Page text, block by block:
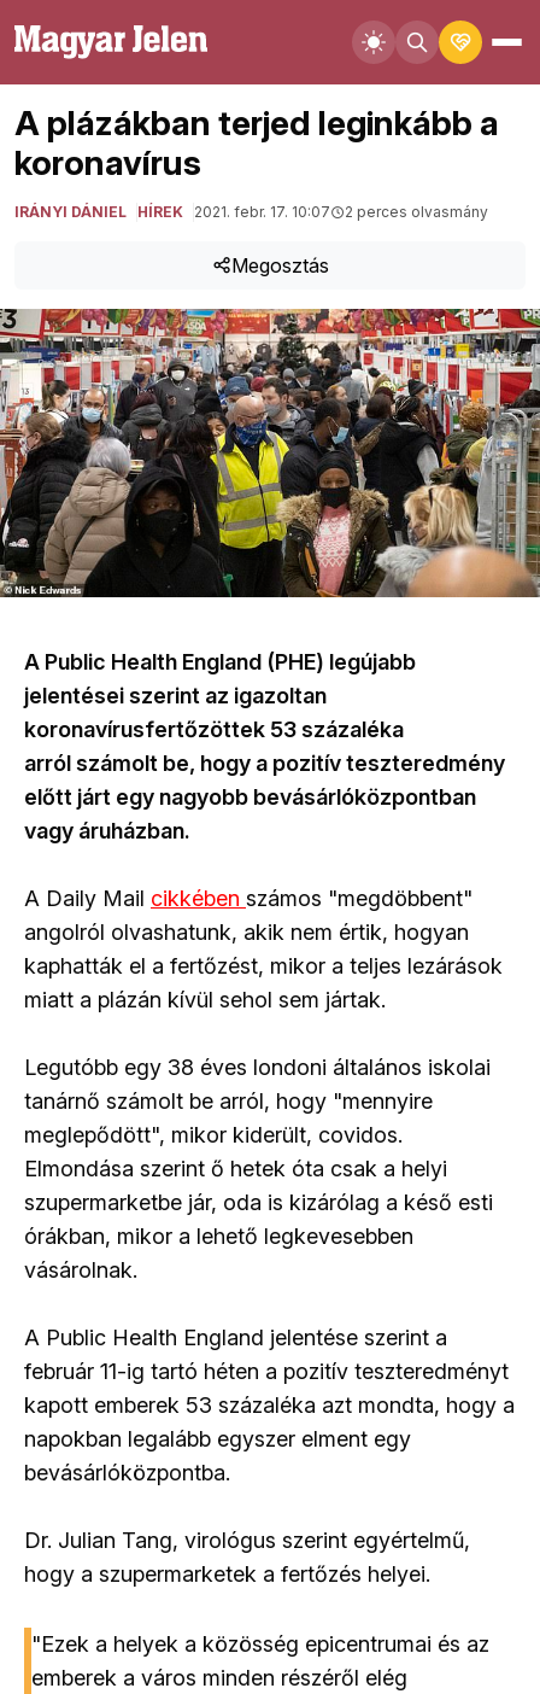
A plázákban terjed leginkább a
koronavírus
IRÁNYI DÁNIEL HÍREK 2021. febr. 17. 10:07 2 perces olvasmány
Megosztás
A Public Health England (PHE) legújabb
jelentései szerint az igazoltan
koronavírusfertőzöttek 53 százaléka
arról számolt be, hogy a pozitív teszteredmény
előtt járt egy nagyobb bevásárlóközpontban
vagy áruházban.
A Daily Mail cikkében számos "megdöbbent"
angolról olvashatunk, akik nem értik, hogyan
kaphatták el a fertőzést, mikor a teljes lezárások
miatt a plázán kívül sehol sem jártak.
Legutóbb egy 38 éves londoni általános iskolai
tanárnő számolt be arról, hogy "mennyire
meglepődött", mikor kiderült, covidos.
Elmondása szerint ő hetek óta csak a helyi
szupermarketbe jár, oda is kizárólag a késő esti
órákban, mikor a lehető legkevesebben
vásárolnak.
A Public Health England jelentése szerint a
február 11-ig tartó héten a pozitív teszteredményt
kapott emberek 53 százaléka azt mondta, hogy a
napokban legalább egyszer elment egy
bevásárlóközpontba.
Dr. Julian Tang, virológus szerint egyértelmű,
hogy a szupermarketek a fertőzés helyei.
"Ezek a helyek a közösség epicentrumai és az
emberek a város minden részéről elég